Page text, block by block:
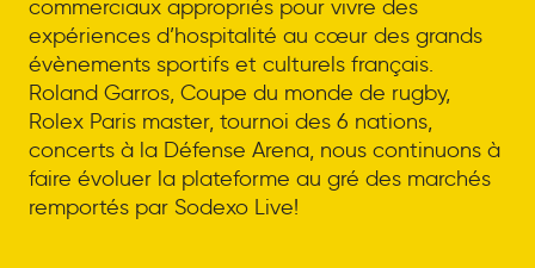
commerciaux appropriés pour vivre des
expériences d’hospitalité au cœur des grands
évènements sportifs et culturels français.
Roland Garros, Coupe du monde de rugby,
Rolex Paris master, tournoi des 6 nations,
concerts à la Défense Arena, nous continuons à
faire évoluer la plateforme au gré des marchés
remportés par Sodexo Live!